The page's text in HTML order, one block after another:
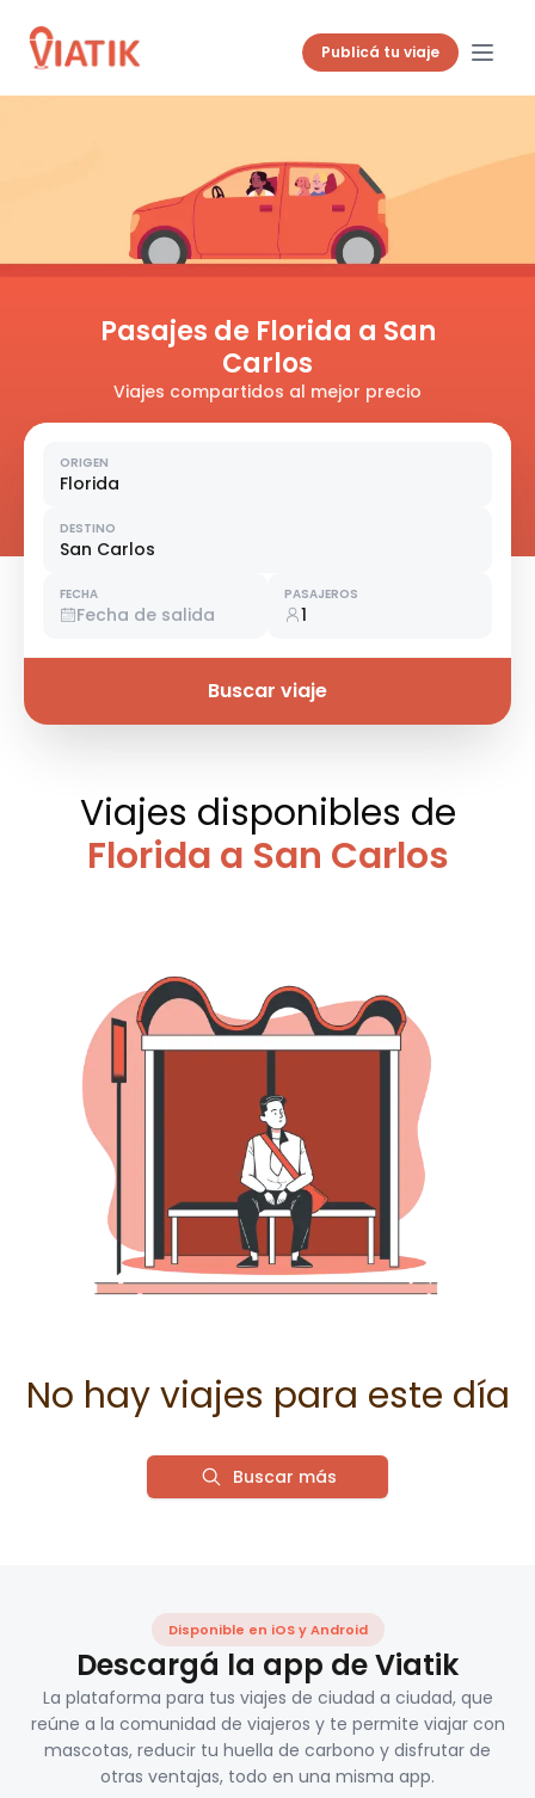
Publicá tu viaje
Pasajes de Florida a San
Carlos
Viajes compartidos al mejor precio
ORIGEN
Florida
DESTINO
San Carlos
FECHA
Fecha de salida
PASAJEROS
1
Buscar viaje
Viajes disponibles de
Florida a San Carlos
No hay viajes para este día
Buscar más
Disponible en iOS y Android
Descargá la app de Viatik
La plataforma para tus viajes de ciudad a ciudad, que
reúne a la comunidad de viajeros y te permite viajar con
mascotas, reducir tu huella de carbono y disfrutar de
otras ventajas, todo en una misma app.